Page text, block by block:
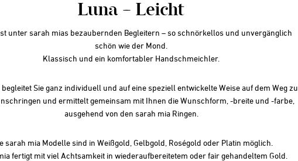
Luna – Leicht
unter sarah mias bezaubernden Begleitern – so schnörkellos und unvergänglich
schön wie der Mond.
Klassisch und ein komfortabler Handschmeichler.
Sie ganz individuell und auf eine speziell entwickelte Weise auf dem Weg zu
und ermittelt gemeinsam mit Ihnen die Wunschform, -breite und -farbe,
ausgehend von den sarah mia Ringen.
sarah mia Modelle sind in Weißgold, Gelbgold, Roségold oder Platin möglich.
fertigt mit viel Achtsamkeit in wiederaufbereitetem oder fair gehandeltem Gold.